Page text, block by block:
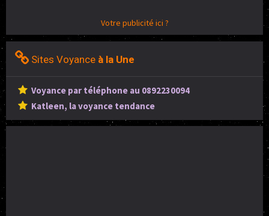
Votre publicité ici ?
Sites Voyance à la Une
Voyance par téléphone au 0892230094
Katleen, la voyance tendance